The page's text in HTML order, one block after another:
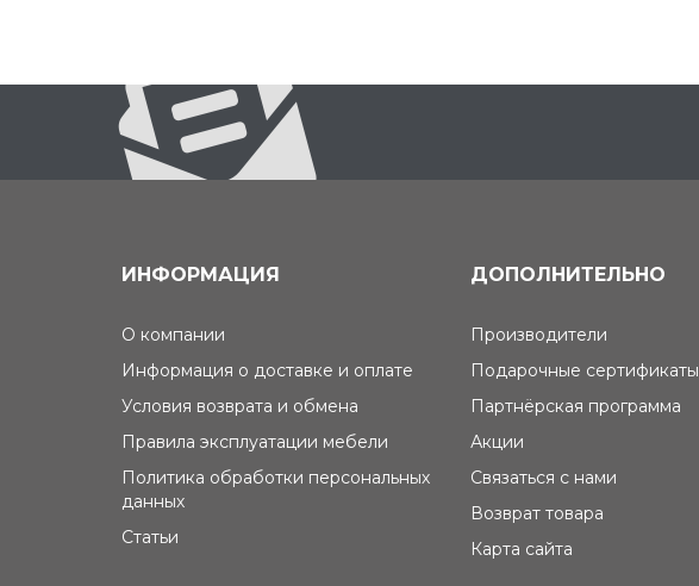
ИНФОРМАЦИЯ
О компании
Информация о доставке и оплате
Условия возврата и обмена
Правила эксплуатации мебели
Политика обработки персональных
данных
Статьи
ДОПОЛНИТЕЛЬНО
Производители
Подарочные сертификаты
Партнёрская программа
Акции
Связаться с нами
Возврат товара
Карта сайта